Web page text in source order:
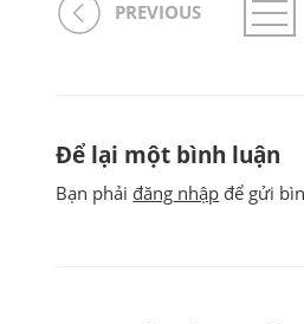
PREVIOUS
Để lại một bình luận
Bạn phải đăng nhập để gửi